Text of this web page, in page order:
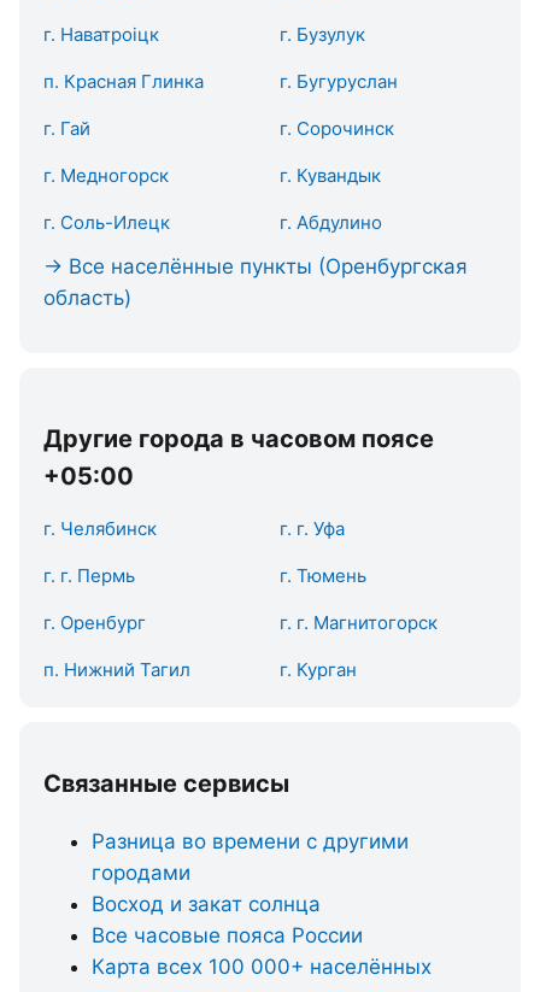
г. Наватроіцк г. Бузулук
п. Красная Глинка г. Бугуруслан
г. Гай г. Сорочинск
г. Медногорск г. Кувандык
г. Соль-Илецк г. Абдулино
→ Все населённые пункты (Оренбургская
область)
Другие города в часовом поясе
+05:00
г. Челябинск г. г. Уфа
г. г. Пермь г. Тюмень
г. Оренбург г. г. Магнитогорск
п. Нижний Тагил г. Курган
Связанные сервисы
Разница во времени с другими
городами
Восход и закат солнца
Все часовые пояса России
Карта всех 100 000+ населённых